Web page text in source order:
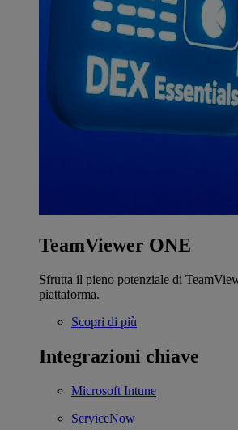
TeamViewer ONE
Sfrutta il pieno potenziale di
piattaforma.
Scopri di più
Integrazioni chiave
Microsoft Intune
ServiceNow